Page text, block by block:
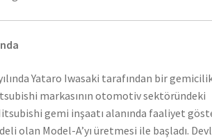
Yataro Iwasaki tarafından bir
markasının otomotiv sektöründeki
gemi inşaatı alanında faaliyet
olan Model-A’yı üretmesi ile başladı.